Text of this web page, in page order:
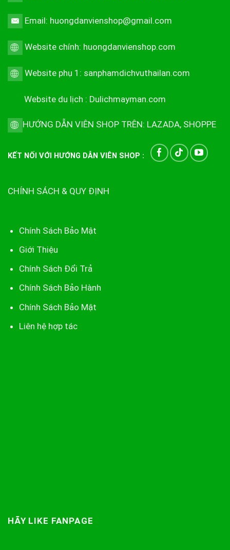
Email: huongdanvienshop@gmail.com
Website chính: huongdanvienshop.com
Website phụ 1: sanphamdichvuthailan.com
Website du lịch : Dulichmayman.com
HƯỚNG DẪN VIÊN SHOP TRÊN: LAZADA, SHOPPE
KẾT NỐI VỚI HƯỚNG DẪN VIÊN SHOP :
CHÍNH SÁCH & QUY ĐỊNH
Chính Sách Bảo Mật
Giới Thiệu
Chính Sách Đổi Trả
Chính Sách Bảo Hành
Chính Sách Bảo Mật
Liên hệ hợp tác
HÃY LIKE FANPAGE